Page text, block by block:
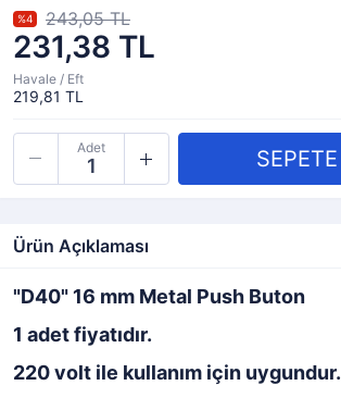
231,38 TL
%4 243,05 TL
Havale / Eft
219,81 TL
Adet
Ürün Açıklaması
"D40" 16 mm Metal Push Buton
1 adet fiyatıdır.
220 volt ile kullanım için uygundur.